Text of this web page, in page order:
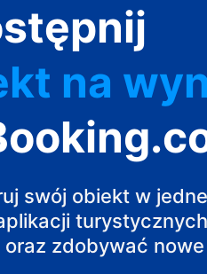
na
B&B
swój obiekt w
zdobywać